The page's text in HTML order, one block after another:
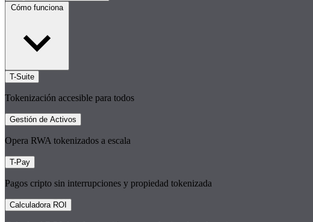
Cómo funciona
T-Suite
Tokenización accesible para todos
Gestión de Activos
Opera RWA tokenizados a escala
T-Pay
Pagos cripto sin interrupciones y propiedad tokenizada
Calculadora ROI